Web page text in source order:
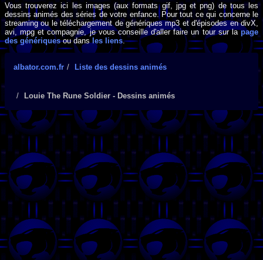
Vous trouverez ici les images (aux formats gif, jpg et png) de tous les
dessins animés des séries de votre enfance. Pour tout ce qui concerne le
streaming ou le téléchargement de génériques mp3 et d'épisodes en divX,
avi, mpg et compagnie, je vous conseille d'aller faire un tour sur lapage
des génériquesou dans les liens.
albator.com.fr Liste des dessins animés
Louie The Rune Soldier - Dessins animés